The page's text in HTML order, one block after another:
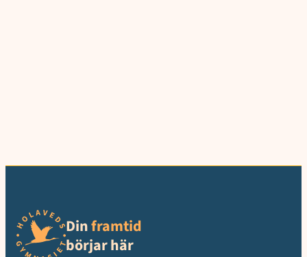
Dinframtid
börjar här